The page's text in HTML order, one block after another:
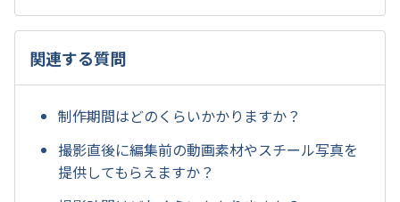
関連する質問
制作期間はどのくらいかかりますか？
撮影直後に編集前の動画素材やスチール写真を
提供してもらえますか？